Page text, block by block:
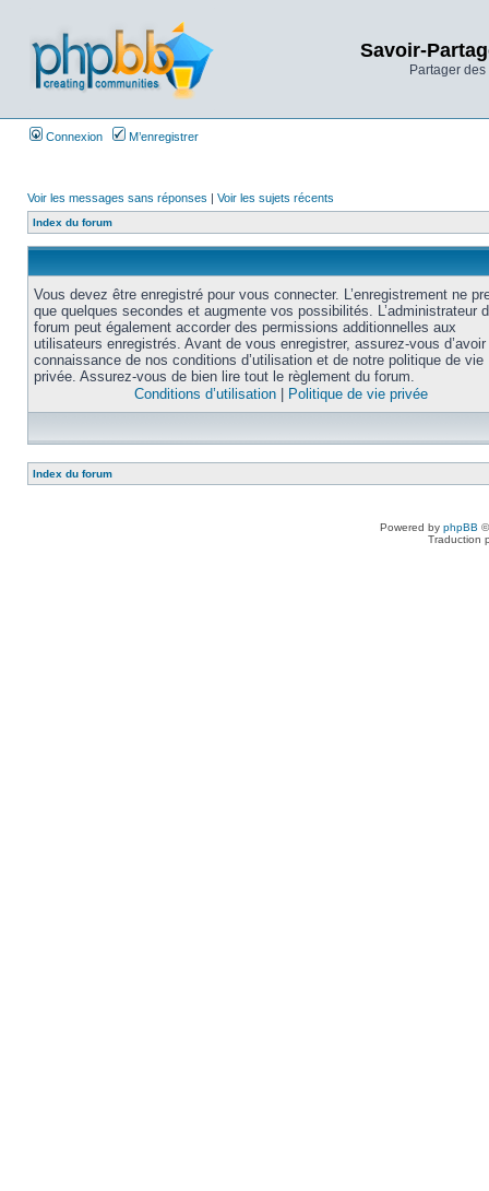
Savoir-
Partager
Connexion M’enregistrer
Voir les messages sans réponses | Voir les sujets récents
Index du forum
Vous devez être enregistré pour vous connecter. L’enregistrement ne
que quelques secondes et augmente vos possibilités. L’administrateur
forum peut également accorder des permissions additionnelles aux
utilisateurs enregistrés. Avant de vous enregistrer, assurez-vous
connaissance de nos conditions d’utilisation et de notre politique de vie
privée. Assurez-vous de bien lire tout le règlement du forum.
Conditions d’utilisation
Politique de vie privée
Index du forum
Powered by phpBB
Traduction